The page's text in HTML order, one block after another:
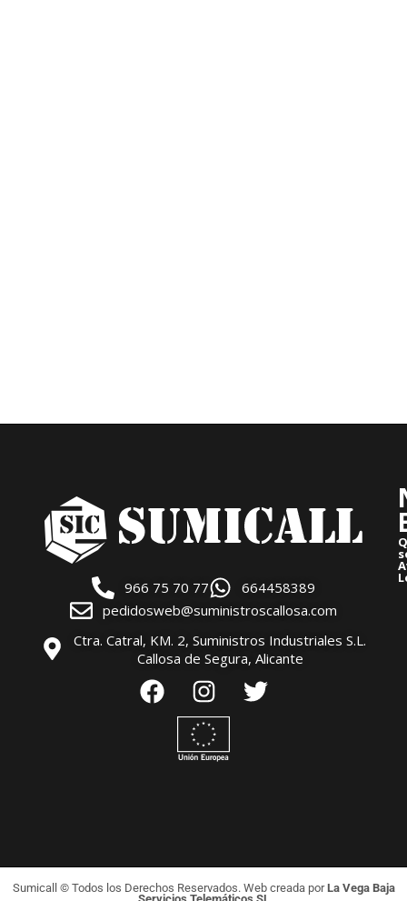
966 75 70 77
664458389
pedidosweb@suministroscallosa.com
Ctra. Catral, KM. 2, Suministros Industriales S.L.
Callosa de Segura, Alicante
Sumicall © Todos los Derechos Reservados. Web creada porLa Vega Baja